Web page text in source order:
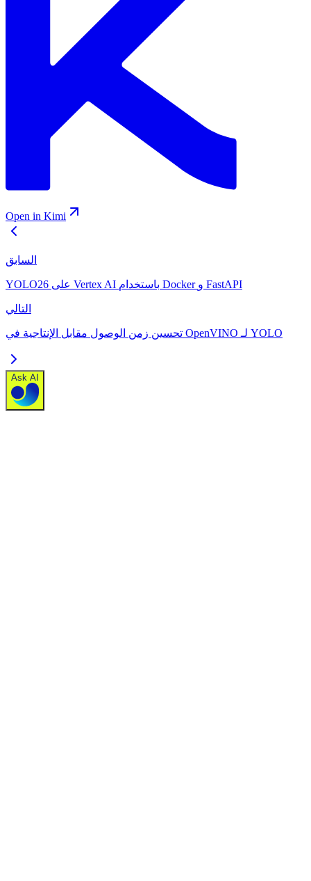
Open in Kimi
السابق
YOLO26 على Vertex AI باستخدام Docker و FastAPI
التالي
تحسين زمن الوصول مقابل الإنتاجية في OpenVINO لـ YOLO
Ask AI